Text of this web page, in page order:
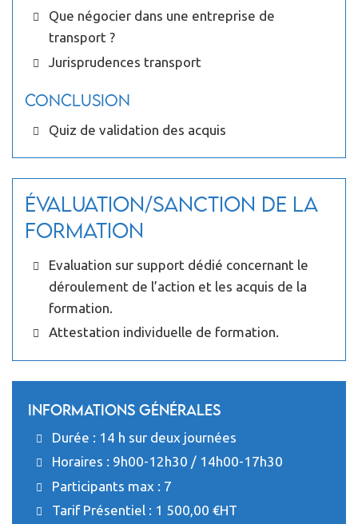
Informations générales
Durée : 14 h sur deux journées
Horaires : 9h00-12h30 / 14h00-17h30
Participants max : 7
Tarif Présentiel : 1 500,00 €HT
Que négocier dans une entreprise de
transport ?
Jurisprudences transport
Conclusion
Quiz de validation des acquis
Évaluation/Sanction de la
formation
Evaluation sur support dédié concernant le
déroulement de l’action et les acquis de la
formation.
Attestation individuelle de formation.